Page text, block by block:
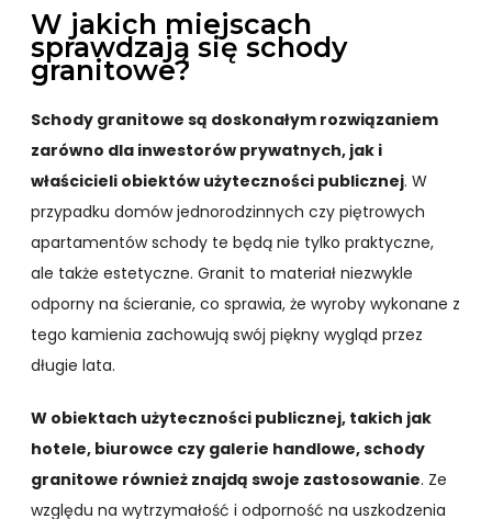
W jakich miejscach
sprawdzają się schody
granitowe?
Schody granitowe są doskonałym rozwiązaniem
zarówno dla inwestorów prywatnych, jak i
właścicieli obiektów użyteczności publicznej. W
przypadku domów jednorodzinnych czy piętrowych
apartamentów schody te będą nie tylko praktyczne,
ale także estetyczne. Granit to materiał niezwykle
odporny na ścieranie, co sprawia, że wyroby wykonane z
tego kamienia zachowują swój piękny wygląd przez
długie lata.
W obiektach użyteczności publicznej, takich jak
hotele, biurowce czy galerie handlowe, schody
granitowe również znajdą swoje zastosowanie. Ze
względu na wytrzymałość i odporność na uszkodzenia